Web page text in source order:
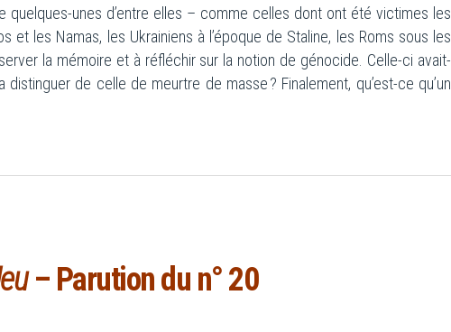
quelques-unes d’entre elles – comme celles dont ont été victimes les
et les Namas, les Ukrainiens à l’époque de Staline, les Roms sous les
la mémoire et à réfléchir sur la notion de génocide. Celle-ci avait-
de celle de meurtre de masse ? Finalement, qu’est-ce qu’un
– Parution du n° 20